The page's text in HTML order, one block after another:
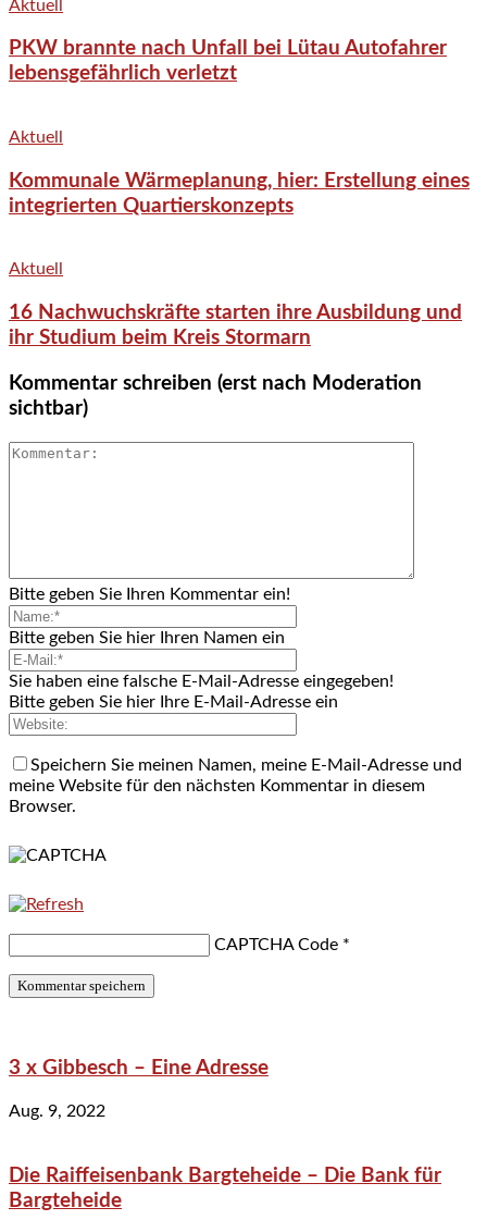
Aktuell
PKW brannte nach Unfall bei Lütau Autofahrer
lebensgefährlich verletzt
Aktuell
Kommunale Wärmeplanung, hier: Erstellung eines
integrierten Quartierskonzepts
Aktuell
16 Nachwuchskräfte starten ihre Ausbildung und
ihr Studium beim Kreis Stormarn
Kommentar schreiben (erst nach Moderation
sichtbar)
Bitte geben Sie Ihren Kommentar ein!
Bitte geben Sie hier Ihren Namen ein
Sie haben eine falsche E-Mail-Adresse eingegeben!
Bitte geben Sie hier Ihre E-Mail-Adresse ein
Speichern Sie meinen Namen, meine E-Mail-Adresse und
meine Website für den nächsten Kommentar in diesem
Browser.
CAPTCHA Code *
3 x Gibbesch – Eine Adresse
Aug. 9, 2022
Die Raiffeisenbank Bargteheide – Die Bank für
Bargteheide